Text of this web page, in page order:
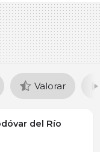
Valorar
del Río